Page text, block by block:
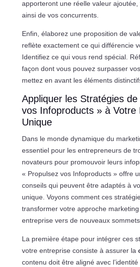
apporteront une réelle valeur
ainsi de vos concurrents.
Enfin, élaborez une proposition de
reflète exactement ce qui différencie
Identifiez ce qui vous rend spécial.
façon dont vous pouvez surpasser
mettez en avant les éléments
Appliquer les Stratégies
vos Infoproducts » à Votre
Unique
Dans le monde dynamique du
essentiel pour les entrepreneurs de
novateurs pour promouvoir leurs
« Propulsez vos Infoproducts » offre
conseils qui peuvent être adaptés à
unique. Voyons comment ces
transformer votre approche
entreprise vers de nouveaux sommets.
La première étape pour intégrer ces
votre entreprise consiste à assurer la
contenu doit être aligné avec